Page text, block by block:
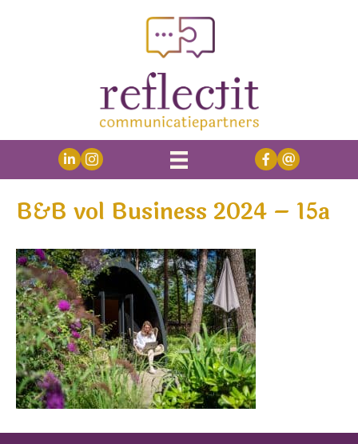
B&B vol Business 2024 – 15a